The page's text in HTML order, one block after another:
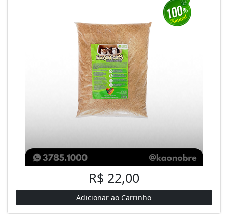
R$ 22,00
Adicionar ao Carrinho